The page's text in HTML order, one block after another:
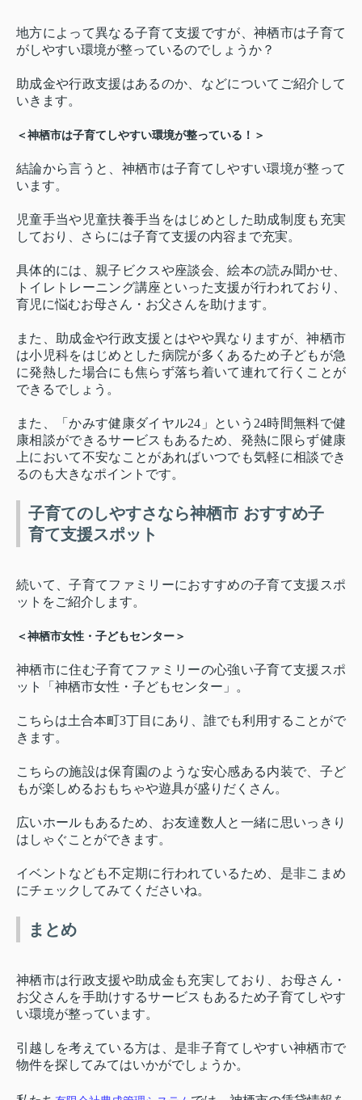
地方によって異なる子育て支援ですが、神栖市は子育て
がしやすい環境が整っているのでしょうか？
助成金や行政支援はあるのか、などについてご紹介して
いきます。
＜神栖市は子育てしやすい環境が整っている！＞
結論から言うと、神栖市は子育てしやすい環境が整って
います。
児童手当や児童扶養手当をはじめとした助成制度も充実
しており、さらには子育て支援の内容まで充実。
具体的には、親子ビクスや座談会、絵本の読み聞かせ、
トイレトレーニング講座といった支援が行われており、
育児に悩むお母さん・お父さんを助けます。
また、助成金や行政支援とはやや異なりますが、神栖市
は小児科をはじめとした病院が多くあるため子どもが急
に発熱した場合にも焦らず落ち着いて連れて行くことが
できるでしょう。
また、「かみす健康ダイヤル24」という24時間無料で健
康相談ができるサービスもあるため、発熱に限らず健康
上において不安なことがあればいつでも気軽に相談でき
るのも大きなポイントです。
子育てのしやすさなら神栖市 おすすめ子
育て支援スポット
続いて、子育てファミリーにおすすめの子育て支援スポ
ットをご紹介します。
＜神栖市女性・子どもセンター＞
神栖市に住む子育てファミリーの心強い子育て支援スポ
ット「神栖市女性・子どもセンター」。
こちらは土合本町3丁目にあり、誰でも利用することがで
きます。
こちらの施設は保育園のような安心感ある内装で、子ど
もが楽しめるおもちゃや遊具が盛りだくさん。
広いホールもあるため、お友達数人と一緒に思いっきり
はしゃぐことができます。
イベントなども不定期に行われているため、是非こまめ
にチェックしてみてくださいね。
まとめ
神栖市は行政支援や助成金も充実しており、お母さん・
お父さんを手助けするサービスもあるため子育てしやす
い環境が整っています。
引越しを考えている方は、是非子育てしやすい神栖市で
物件を探してみてはいかがでしょうか。